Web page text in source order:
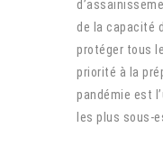
de la capacité
protéger tous
priorité à la
pandémie est
les plus sous-